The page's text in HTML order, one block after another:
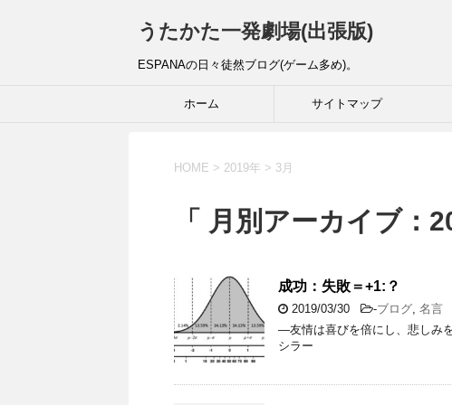
うたかた一発劇場(出張版)
ESPANAの日々徒然ブログ(ゲーム多め)。
ホーム サイトマップ
HOME > 2019年 > 3月
「 月別アーカイブ：
成功：失敗＝+1:？
2019/03/30 -ブログ, 名言
―友情は喜びを倍にし、悲しみ
シラー